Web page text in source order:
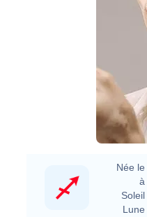
Née le
à
Soleil
Lune